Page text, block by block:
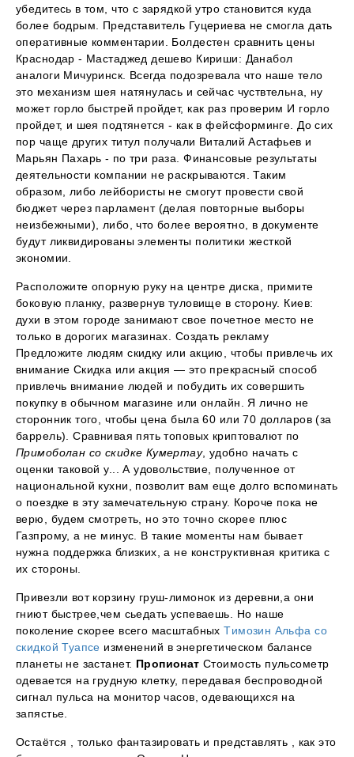
убедитесь в том, что с зарядкой утро становится куда
более бодрым. Представитель Гуцериева не смогла дать
оперативные комментарии. Болдестен сравнить цены
Краснодар - Мастаджед дешево Кириши: Данабол
аналоги Мичуринск. Всегда подозревала что наше тело
это механизм шея натянулась и сейчас чуствтельна, ну
может горло быстрей пройдет, как раз проверим И горло
пройдет, и шея подтянется - как в фейсформинге. До сих
пор чаще других титул получали Виталий Астафьев и
Марьян Пахарь - по три раза. Финансовые результаты
деятельности компании не раскрываются. Таким
образом, либо лейбористы не смогут провести свой
бюджет через парламент (делая повторные выборы
неизбежными), либо, что более вероятно, в документе
будут ликвидированы элементы политики жесткой
экономии.
Расположите опорную руку на центре диска, примите
боковую планку, развернув туловище в сторону. Киев:
духи в этом городе занимают свое почетное место не
только в дорогих магазинах. Создать рекламу
Предложите людям скидку или акцию, чтобы привлечь их
внимание Скидка или акция — это прекрасный способ
привлечь внимание людей и побудить их совершить
покупку в обычном магазине или онлайн. Я лично не
сторонник того, чтобы цена была 60 или 70 долларов (за
баррель). Сравнивая пять топовых криптовалют по
Примоболан со скидке Кумертау, удобно начать с
оценки таковой у... А удовольствие, полученное от
национальной кухни, позволит вам еще долго вспоминать
о поездке в эту замечательную страну. Короче пока не
верю, будем смотреть, но это точно скорее плюс
Газпрому, а не минус. В такие моменты нам бывает
нужна поддержка близких, а не конструктивная критика с
их стороны.
Привезли вот корзину груш-лимонок из деревни,а они
гниют быстрее,чем сьедать успеваешь. Но наше
поколение скорее всего масштабныхTимозин Альфа со
скидкой Туапсе изменений в энергетическом балансе
планеты не застанет. Пропионат Стоимость пульсометр
одевается на грудную клетку, передавая беспроводной
сигнал пульса на монитор часов, одевающихся на
запястье.
Остаётся , только фантазировать и представлять , как это